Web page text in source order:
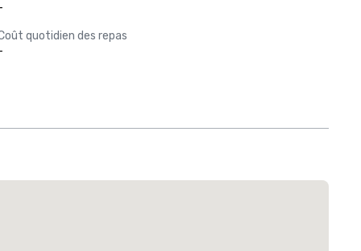
quotidien des repas